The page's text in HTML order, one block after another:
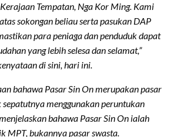
Tempatan, Nga Kor Ming. Kami
sokongan beliau serta pasukan DAP
para peniaga dan penduduk dapat
yang lebih selesa dan selamat,”
di sini, hari ini.
bahawa Pasar Sin On merupakan pasar
sepatutnya menggunakan peruntukan
bahawa Pasar Sin On ialah
MPT, bukannya pasar swasta.